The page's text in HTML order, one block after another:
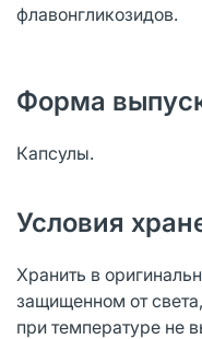
флавонгликозидов.
Форма
Капсулы.
Условия
Хранить в
защищенном от
при температуре не